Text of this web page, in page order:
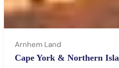
Arnhem Land
Cape York & Northern